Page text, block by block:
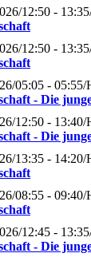
/12:50 - 13:35
/12:50 - 13:35
/05:05 - 05:55/
- Die
/12:50 - 13:40/
- Die
/13:35 - 14:20/
/08:55 - 09:40/
/12:45 - 13:35
- Die